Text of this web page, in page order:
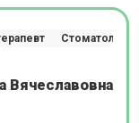
Стоматолог-
Вячеславовна